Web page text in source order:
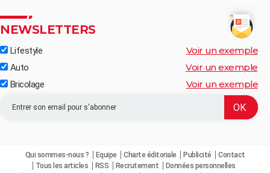
NEWSLETTERS
Lifestyle Voir un exemple
Auto Voir un exemple
Bricolage Voir un exemple
Qui sommes-nous ? Equipe Charte éditoriale Publicité
Contact
Tous les articles
RSS Recrutement
Données personnelles